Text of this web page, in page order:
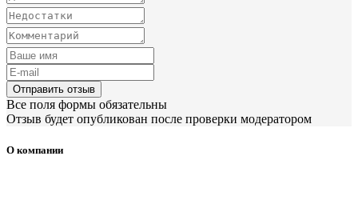
Отправить отзыв
Все поля формы обязательны
Отзыв будет опубликован после проверки модератором
О компании